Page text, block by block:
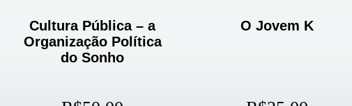
Cultura Pública – a
Organização Política
do Sonho
O Jovem K